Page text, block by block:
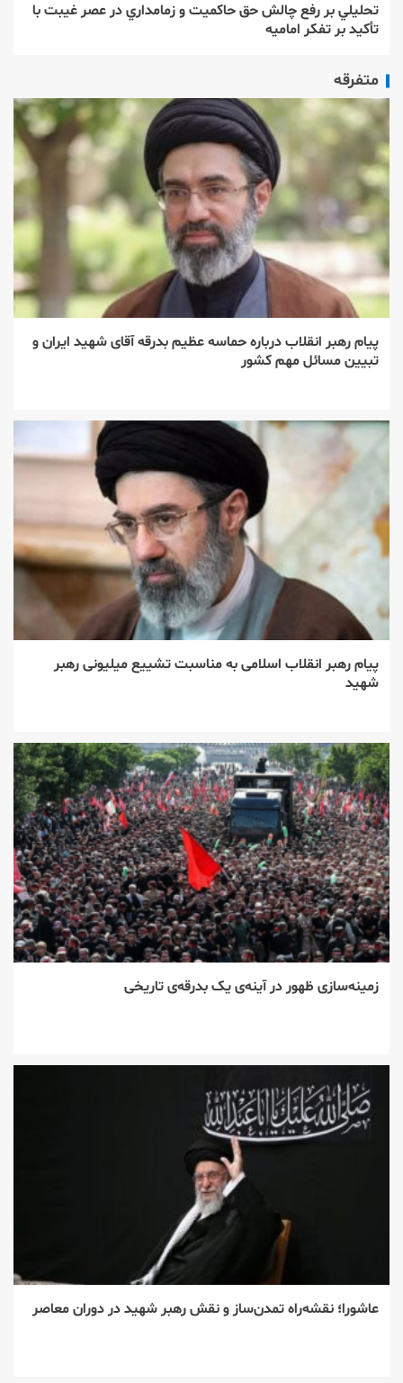
تحليلي بر رفع چالش حق حاكميت و زمامداري در عصر غيبت با
تأكيد بر تفكر اماميه
متفرقه
پیام رهبر انقلاب درباره حماسه عظیم بدرقه آقای شهید ایران و
تبیین مسائل مهم کشور
پیام رهبر انقلاب اسلامی به مناسبت تشییع میلیونی رهبر
شهید
زمینه‌سازی ظهور در آینه‌ی یک بدرقه‌ی تاریخی
عاشورا؛ نقشه‌راه تمدن‌ساز و نقش رهبر شهید در دوران معاصر